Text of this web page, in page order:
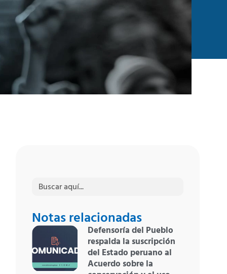
Buscar:
Notas relacionadas
Defensoría del Pueblo
respalda la suscripción
del Estado peruano al
Acuerdo sobre la